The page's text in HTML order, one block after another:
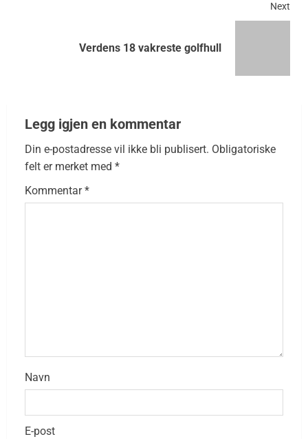
Next
Verdens 18 vakreste golfhull
Legg igjen en kommentar
Din e-postadresse vil ikke bli publisert. Obligatoriske
felt er merket med *
Kommentar*
Navn
E-post